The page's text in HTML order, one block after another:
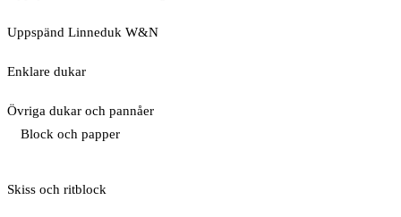
Uppspänd Linneduk W&N
Enklare dukar
Övriga dukar och pannåer
Block och papper
Skiss och ritblock